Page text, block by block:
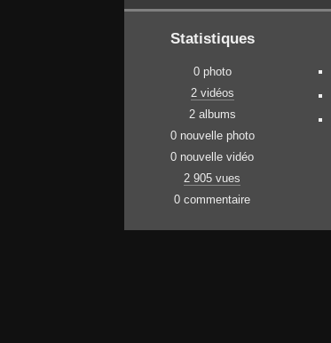
Statistiques
0 photo
2 vidéos
2 albums
0 nouvelle photo
0 nouvelle vidéo
2 905 vues
0 commentaire